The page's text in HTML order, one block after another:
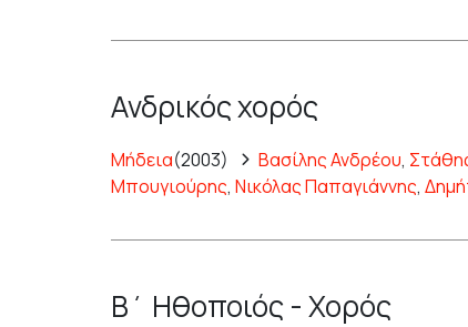
Ανδρικός χορός
Μήδεια(2003) Βασίλης Ανδρέου,
Μπουγιούρης, Νικόλας Παπαγιάννης,
Β΄ Ηθοποιός - Χορός